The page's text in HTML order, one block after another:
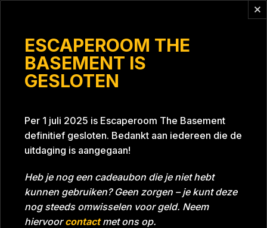
ESCAPEROOM THE
BASEMENT IS
GESLOTEN
Per 1 juli 2025 is Escaperoom The Basement
definitief gesloten. Bedankt aan iedereen die de
uitdaging is aangegaan!
Heb je nog een cadeaubon die je niet hebt
kunnen gebruiken? Geen zorgen – je kunt deze
nog steeds omwisselen voor geld. Neem
hiervoorcontactmet ons op.
Tijd Bijna gehaald Datum 27-11-2022
Room Grill With A Thrill